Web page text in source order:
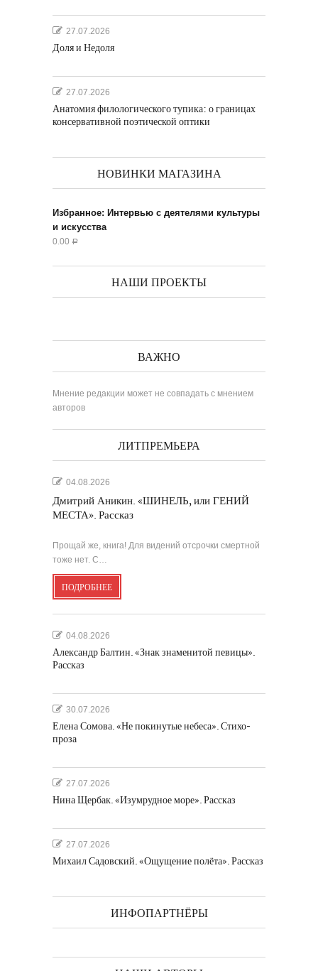
27.07.2026
Доля и Недоля
27.07.2026
Анатомия филологического тупика: о границах
консервативной поэтической оптики
НОВИНКИ МАГАЗИНА
Избранное: Интервью с деятелями культуры
и искусства
0.00 Р
НАШИ ПРОЕКТЫ
ВАЖНО
Мнение редакции может не совпадать с мнением
авторов
ЛИТПРЕМЬЕРА
04.08.2026
Дмитрий Аникин. «ШИНЕЛЬ, или ГЕНИЙ
МЕСТА». Рассказ
Прощай же, книга! Для видений отсрочки смертной
тоже нет. С…
ПОДРОБНЕЕ
04.08.2026
Александр Балтин. «Знак знаменитой певицы».
Рассказ
30.07.2026
Елена Сомова. «Не покинутые небеса». Стихо-
проза
27.07.2026
Нина Щербак. «Изумрудное море». Рассказ
27.07.2026
Михаил Садовский. «Ощущение полёта». Рассказ
ИНФОПАРТНЁРЫ